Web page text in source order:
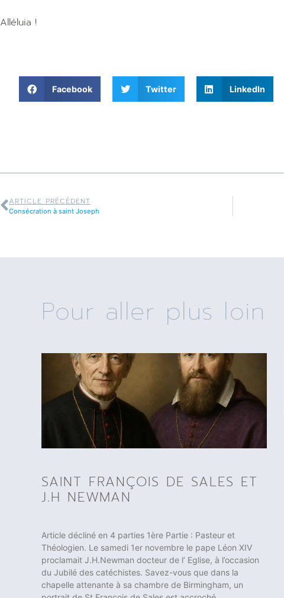
Alléluia !
Facebook Twitter LinkedIn
ARTICLE PRÉCÉDENT
Consécration à saint Joseph
Pour aller plus loin
SAINT FRANÇOIS DE SALES ET
J.H NEWMAN
Article décliné en 4 parties 1ère Partie : Pasteur et
Théologien. Le samedi 1er novembre le pape Léon XIV
proclamait J.H.Newman docteur de l’ Eglise, à l’occasion
du Jubilé des catéchistes. Savez-vous que dans la
chapelle attenante à sa chambre de Birmingham, un